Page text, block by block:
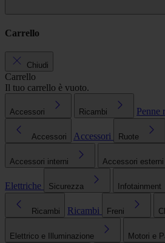
Carrello
Chiudi
Carrello
Il tuo carrello è vuoto.
Accessori Ricambi Penne
Accessori Accessori Ruote
Accessori interni Accessori esterni
Elettriche Sicurezza Infotainment
Ricambi Ricambi Freni
Elettrico e Illuminazione Motori e